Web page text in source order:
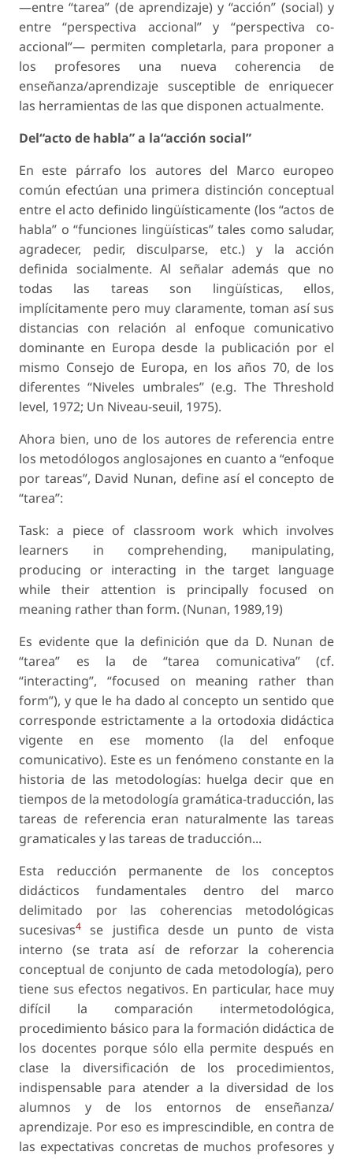
—entre “tarea” (de aprendizaje) y “acción” (social) y
entre “perspectiva accional” y “perspectiva co-
accional”— permiten completarla, para proponer a
los profesores una nueva coherencia de
enseñanza/aprendizaje susceptible de enriquecer
las herramientas de las que disponen actualmente.
Del“acto de habla” a la“acción social”
En este párrafo los autores del Marco europeo
común efectúan una primera distinción conceptual
entre el acto definido lingüísticamente (los “actos de
habla” o “funciones lingüísticas” tales como saludar,
agradecer, pedir, disculparse, etc.) y la acción
definida socialmente. Al señalar además que no
todas las tareas son lingüísticas, ellos,
implícitamente pero muy claramente, toman así sus
distancias con relación al enfoque comunicativo
dominante en Europa desde la publicación por el
mismo Consejo de Europa, en los años 70, de los
diferentes “Niveles umbrales” (e.g. The Threshold
level, 1972; Un Niveau-seuil, 1975).
Ahora bien, uno de los autores de referencia entre
los metodólogos anglosajones en cuanto a “enfoque
por tareas”, David Nunan, define así el concepto de
“tarea”:
Task: a piece of classroom work which involves
learners in comprehending, manipulating,
producing or interacting in the target language
while their attention is principally focused on
meaning rather than form. (Nunan, 1989,19)
Es evidente que la definición que da D. Nunan de
“tarea” es la de “tarea comunicativa” (cf.
“interacting”, “focused on meaning rather than
form”), y que le ha dado al concepto un sentido que
corresponde estrictamente a la ortodoxia didáctica
vigente en ese momento (la del enfoque
comunicativo). Este es un fenómeno constante en la
historia de las metodologías: huelga decir que en
tiempos de la metodología gramática-traducción, las
tareas de referencia eran naturalmente las tareas
gramaticales y las tareas de traducción...
Esta reducción permanente de los conceptos
didácticos fundamentales dentro del marco
delimitado por las coherencias metodológicas
sucesivas4
se justifica desde un punto de vista
interno (se trata así de reforzar la coherencia
conceptual de conjunto de cada metodología), pero
tiene sus efectos negativos. En particular, hace muy
difícil la comparación intermetodológica,
procedimiento básico para la formación didáctica de
los docentes porque sólo ella permite después en
clase la diversificación de los procedimientos,
indispensable para atender a la diversidad de los
alumnos y de los entornos de enseñanza/
aprendizaje. Por eso es imprescindible, en contra de
las expectativas concretas de muchos profesores y